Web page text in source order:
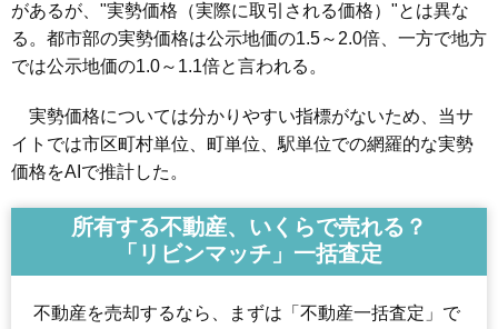
があるが、"実勢価格（実際に取引される価格）"とは異な
る。都市部の実勢価格は公示地価の1.5～2.0倍、一方で地方
では公示地価の1.0～1.1倍と言われる。
実勢価格については分かりやすい指標がないため、当サ
イトでは市区町村単位、町単位、駅単位での網羅的な実勢
価格をAIで推計した。
所有する不動産、いくらで売れる？
「リビンマッチ」一括査定
不動産を売却するなら、まずは「不動産一括査定」で